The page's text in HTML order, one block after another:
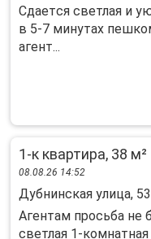
Cдaeтcя cвeтлaя и
в 5-7 минутaх
агeнт...
1-к квартира, 38 м²
08.08.26 14:52
Дубнинская улица,
Агентам просьба не
светлая 1-